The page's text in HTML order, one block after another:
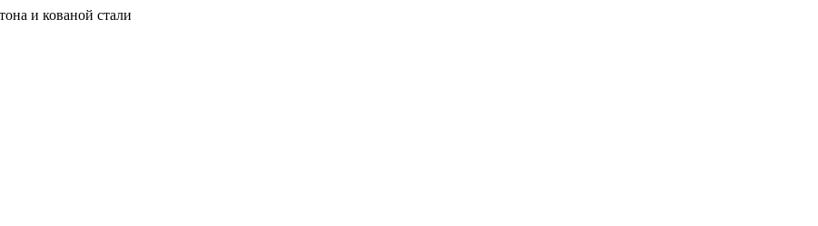
и кованой стали